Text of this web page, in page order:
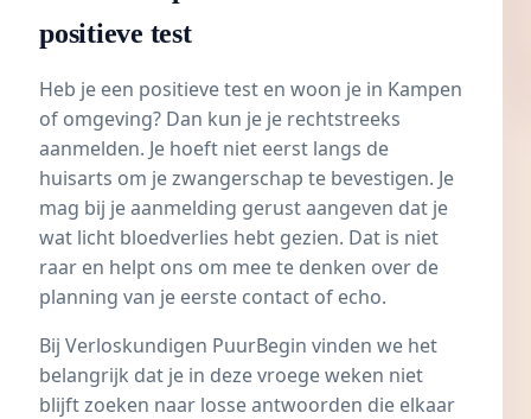
positieve test
Heb je een positieve test en woon je in Kampen
of omgeving? Dan kun je je rechtstreeks
aanmelden. Je hoeft niet eerst langs de
huisarts om je zwangerschap te bevestigen. Je
mag bij je aanmelding gerust aangeven dat je
wat licht bloedverlies hebt gezien. Dat is niet
raar en helpt ons om mee te denken over de
planning van je eerste contact of echo.
Bij Verloskundigen PuurBegin vinden we het
belangrijk dat je in deze vroege weken niet
blijft zoeken naar losse antwoorden die elkaar